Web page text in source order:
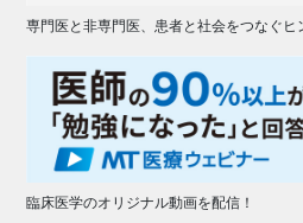
専門医と非専門医、患者と社会をつなぐヒ
臨床医学のオリジナル動画を配信！